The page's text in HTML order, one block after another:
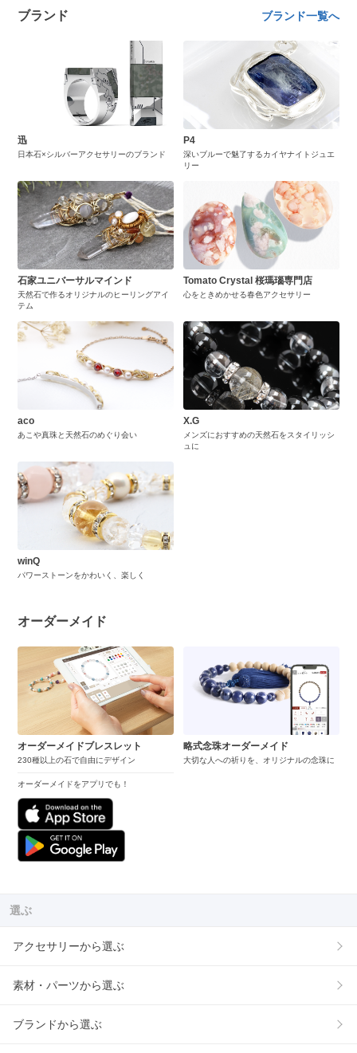
ブランド ブランド一覧へ
迅
日本石×シルバーアクセサリーのブランド
P4
深いブルーで魅了するカイヤナイトジュエ
リー
石家ユニバーサルマインド
天然石で作るオリジナルのヒーリングアイ
テム
Tomato Crystal 桜瑪瑙専門店
心をときめかせる春色アクセサリー
aco
あこや真珠と天然石のめぐり会い
X.G
メンズにおすすめの天然石をスタイリッシ
ュに
winQ
パワーストーンをかわいく、楽しく
オーダーメイド
オーダーメイドブレスレット
230種以上の石で自由にデザイン
オーダーメイドをアプリでも！
略式念珠オーダーメイド
大切な人への祈りを、オリジナルの念珠に
選ぶ
アクセサリーから選ぶ
素材・パーツから選ぶ
ブランドから選ぶ